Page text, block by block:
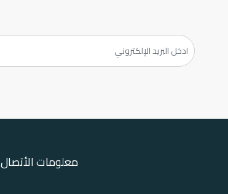
معلومات الأتصال